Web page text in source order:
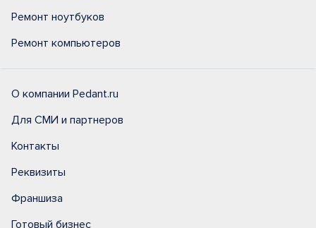
Ремонт ноутбуков
Ремонт компьютеров
О компании Pedant.ru
Для СМИ и партнеров
Контакты
Реквизиты
Франшиза
Готовый бизнес